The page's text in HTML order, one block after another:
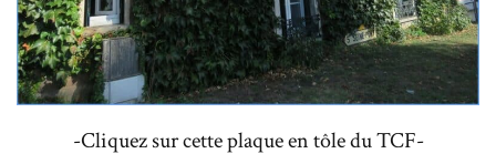
-Cliquez sur cette plaque en tôle du TCF-